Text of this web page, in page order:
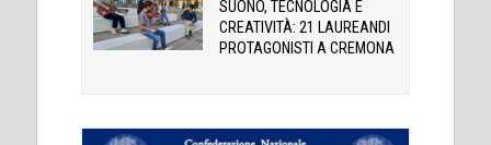
SUONO, TECNOLOGIA E
CREATIVITÀ: 21 LAUREANDI
PROTAGONISTI A CREMONA